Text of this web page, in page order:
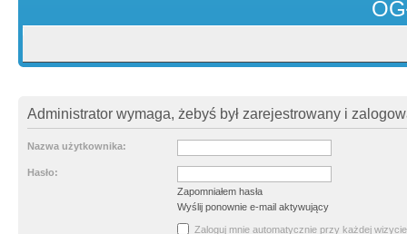
Administrator wymaga, żebyś był zarejestrowany i
Nazwa użytkownika:
Hasło:
Zapomniałem hasła
Wyślij ponownie e-mail aktywujący
Zaloguj mnie automatycznie przy każdej wizycie